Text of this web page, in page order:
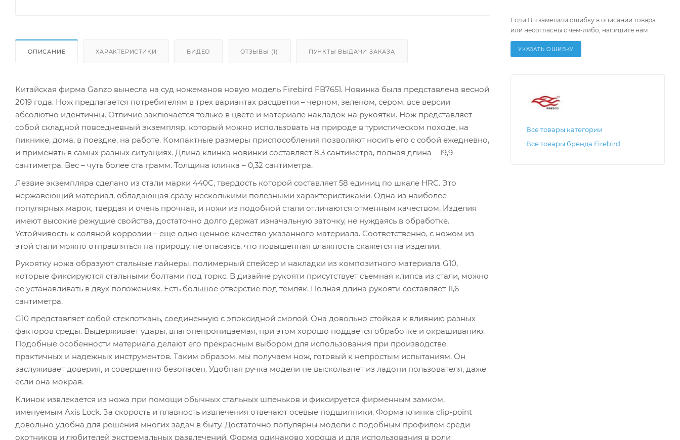
ОПИСАНИЕ ХАРАКТЕРИСТИКИ ВИДЕО ОТЗЫВЫ (1) ПУНКТЫ ВЫДАЧИ ЗАКАЗА
Китайская фирма Ganzo вынесла на суд ножеманов новую модель Firebird FB7651. Новинка была представлена весной
2019 года. Нож предлагается потребителям в трех вариантах расцветки – черном, зеленом, сером, все версии
абсолютно идентичны. Отличие заключается только в цвете и материале накладок на рукоятки. Нож представляет
собой складной повседневный экземпляр, который можно использовать на природе в туристическом походе, на
пикнике, дома, в поездке, на работе. Компактные размеры приспособления позволяют носить его с собой ежедневно,
и применять в самых разных ситуациях. Длина клинка новинки составляет 8,3 сантиметра, полная длина – 19,9
сантиметра. Вес – чуть более ста грамм. Толщина клинка – 0,32 сантиметра.
Лезвие экземпляра сделано из стали марки 440С, твердость которой составляет 58 единиц по шкале HRC. Это
нержавеющий материал, обладающая сразу несколькими полезными характеристиками. Одна из наиболее
популярных марок, твердая и очень прочная, и ножи из подобной стали отличаются отменным качеством. Изделия
имеют высокие режущие свойства, достаточно долго держат изначальную заточку, не нуждаясь в обработке.
Устойчивость к соляной коррозии – еще одно ценное качество указанного материала. Соответственно, с ножом из
этой стали можно отправляться на природу, не опасаясь, что повышенная влажность скажется на изделии.
Рукоятку ножа образуют стальные лайнеры, полимерный спейсер и накладки из композитного материала G10,
которые фиксируются стальными болтами под торкс. В дизайне рукояти присутствует съемная клипса из стали, можно
ее устанавливать в двух положениях. Есть большое отверстие под темляк. Полная длина рукояти составляет 11,6
сантиметра.
G10 представляет собой стеклоткань, соединенную с эпоксидной смолой. Она довольно стойкая к влиянию разных
факторов среды. Выдерживает удары, влагонепроницаемая, при этом хорошо поддается обработке и окрашиванию.
Подобные особенности материала делают его прекрасным выбором для использования при производстве
практичных и надежных инструментов. Таким образом, мы получаем нож, готовый к непростым испытаниям. Он
заслуживает доверия, и совершенно безопасен. Удобная ручка модели не выскользнет из ладони пользователя, даже
если она мокрая.
Клинок извлекается из ножа при помощи обычных стальных шпеньков и фиксируется фирменным замком,
именуемым Axis Lock. За скорость и плавность извлечения отвечают осевые подшипники. Форма клинка clip-point
довольно удобна для решения многих задач в быту. Достаточно популярны модели с подобным профилем среди
охотников и любителей экстремальных развлечений. Форма одинаково хороша и для использования в роли
Если Вы заметили ошибку в описании товара
или несогласны с чем-либо, напишите нам
УКАЗАТЬ ОШИБКУ
Все товары категории
Все товары бренда Firebird